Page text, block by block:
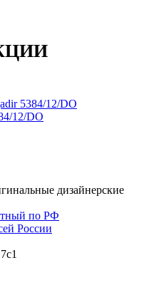
12/DO
дизайнерские
по РФ
России